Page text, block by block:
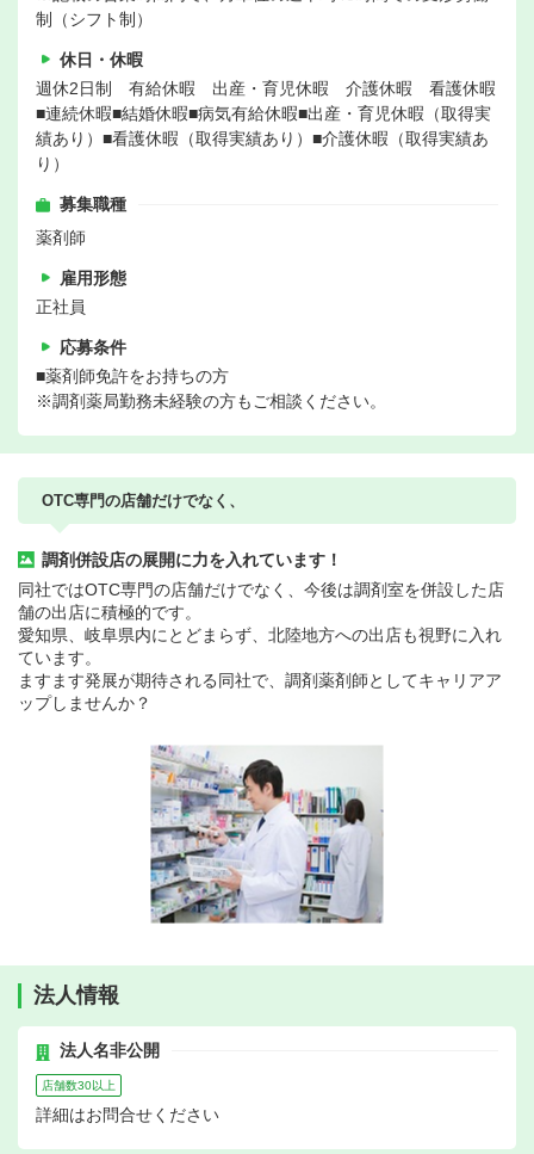
制（シフト制）
休日・休暇
週休2日制 有給休暇 出産・育児休暇 介護休暇 看護休暇
■連続休暇■結婚休暇■病気有給休暇■出産・育児休暇（取得実
績あり）■看護休暇（取得実績あり）■介護休暇（取得実績あ
り）
募集職種
薬剤師
雇用形態
正社員
応募条件
■薬剤師免許をお持ちの方
※調剤薬局勤務未経験の方もご相談ください。
OTC専門の店舗だけでなく、
調剤併設店の展開に力を入れています！
同社ではOTC専門の店舗だけでなく、今後は調剤室を併設した店
舗の出店に積極的です。
愛知県、岐阜県内にとどまらず、北陸地方への出店も視野に入れ
ています。
ますます発展が期待される同社で、調剤薬剤師としてキャリアア
ップしませんか？
法人情報
法人名非公開
店舗数30以上
詳細はお問合せください